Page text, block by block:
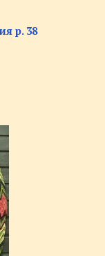
р. 38